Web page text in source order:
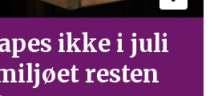
ikke i juli
resten